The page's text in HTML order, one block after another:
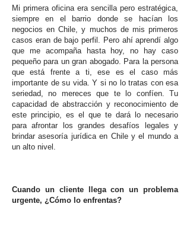
Mi primera oficina era sencilla pero estratégica,
siempre en el barrio donde se hacían los
negocios en Chile, y muchos de mis primeros
casos eran de bajo perfil. Pero ahí aprendí algo
que me acompaña hasta hoy, no hay caso
pequeño para un gran abogado. Para la persona
que está frente a ti, ese es el caso más
importante de su vida. Y si no lo tratas con esa
seriedad, no mereces que te lo confíen. Tu
capacidad de abstracción y reconocimiento de
este principio, es el que te dará lo necesario
para afrontar los grandes desafíos legales y
brindar asesoría jurídica en Chile y el mundo a
un alto nivel.
Cuando un cliente llega con un problema
urgente, ¿Cómo lo enfrentas?